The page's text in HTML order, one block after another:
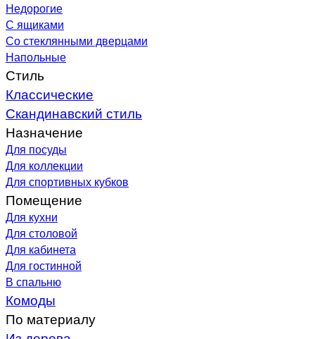
Недорогие
С ящиками
Со стеклянными дверцами
Напольные
Стиль
Классические
Скандинавский стиль
Назначение
Для посуды
Для коллекции
Для спортивных кубков
Помещение
Для кухни
Для столовой
Для кабинета
Для гостинной
В спальню
Комоды
По материалу